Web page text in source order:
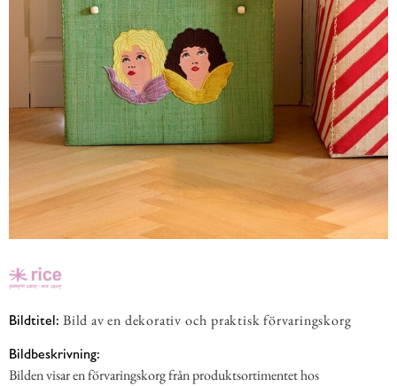
Bildtitel: Bild av en dekorativ och praktisk förvaringskorg
Bildbeskrivning:
Bilden visar en förvaringskorg från produktsortimentet hos